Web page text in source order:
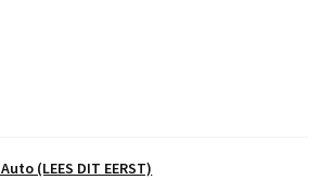
(LEES DIT EERST)